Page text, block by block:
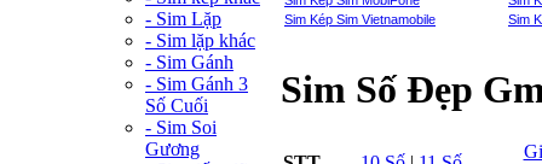
- Sim Lặp
- Sim lặp khác
- Sim Gánh
- Sim Gánh 3
Số Cuối
- Sim Soi
Gương
Sim Kép Sim Vietnamobile
Sim
Sim Số Đẹp